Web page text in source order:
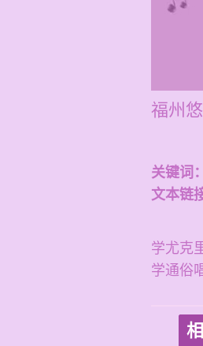
福州
关键词：
文本链
学尤克
学通俗